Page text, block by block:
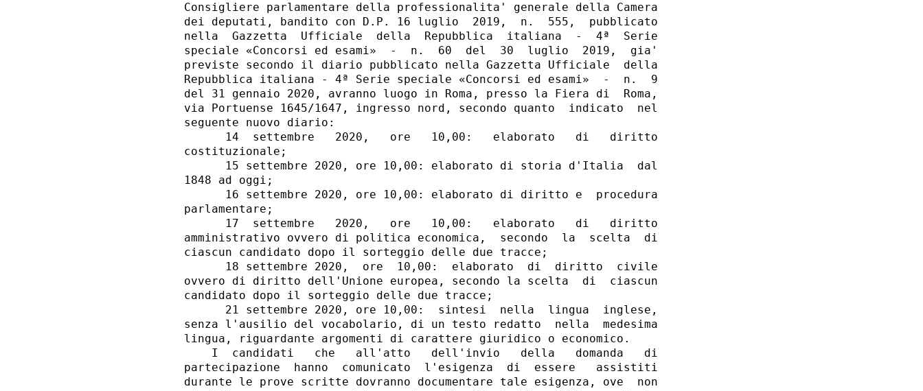
Consigliere parlamentare della professionalita' generale della Camera
dei deputati, bandito con D.P. 16 luglio  2019,  n.  555,  pubblicato
nella  Gazzetta  Ufficiale  della  Repubblica  italiana  -  4ª  Serie
speciale «Concorsi ed esami»  -  n.  60  del  30  luglio  2019,  gia'
previste secondo il diario pubblicato nella Gazzetta Ufficiale  della
Repubblica italiana - 4ª Serie speciale «Concorsi ed esami»  -  n.  9
del 31 gennaio 2020, avranno luogo in Roma, presso la Fiera di  Roma,
via Portuense 1645/1647, ingresso nord, secondo quanto  indicato  nel
seguente nuovo diario:
      14  settembre   2020,   ore   10,00:   elaborato   di   diritto
costituzionale;
      15 settembre 2020, ore 10,00: elaborato di storia d'Italia  dal
1848 ad oggi;
      16 settembre 2020, ore 10,00: elaborato di diritto e  procedura
parlamentare;
      17  settembre   2020,   ore   10,00:   elaborato   di   diritto
amministrativo ovvero di politica economica,  secondo  la  scelta  di
ciascun candidato dopo il sorteggio delle due tracce;
      18 settembre 2020,  ore  10,00:  elaborato  di  diritto  civile
ovvero di diritto dell'Unione europea, secondo la scelta  di  ciascun
candidato dopo il sorteggio delle due tracce;
      21 settembre 2020, ore 10,00:  sintesi  nella  lingua  inglese,
senza l'ausilio del vocabolario, di un testo redatto  nella  medesima
lingua, riguardante argomenti di carattere giuridico o economico.
    I  candidati   che   all'atto   dell'invio   della   domanda   di
partecipazione  hanno  comunicato  l'esigenza  di  essere   assistiti
durante le prove scritte dovranno documentare tale esigenza, ove  non